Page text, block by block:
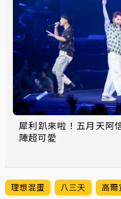
犀利趴來啦！五月天阿
陣超可愛
理想混蛋 八三夭 高爾